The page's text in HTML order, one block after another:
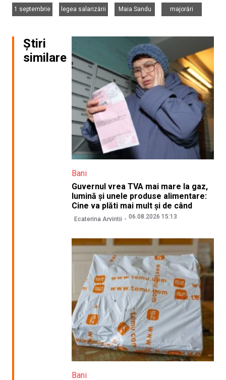
1 septembrie
legea salarizării
Maia Sandu
majorări
Știri
similare
Bani
Guvernul vrea TVA mai mare la gaz,
lumină și unele produse alimentare:
Cine va plăti mai mult și de când
Ecaterina Arvintii 06.08.2026 15:13
Bani